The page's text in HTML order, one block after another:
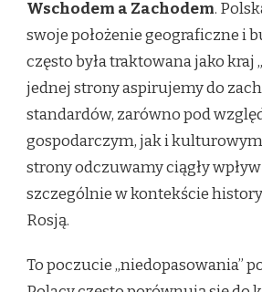
Wschodem a Zachodem.
swoje położenie geograficzne i
często była traktowana jako kraj
jednej strony aspirujemy do
standardów, zarówno pod
gospodarczym, jak i
strony odczuwamy ciągły
szczególnie w kontekście
Rosją.
To poczucie „niedopasowania”